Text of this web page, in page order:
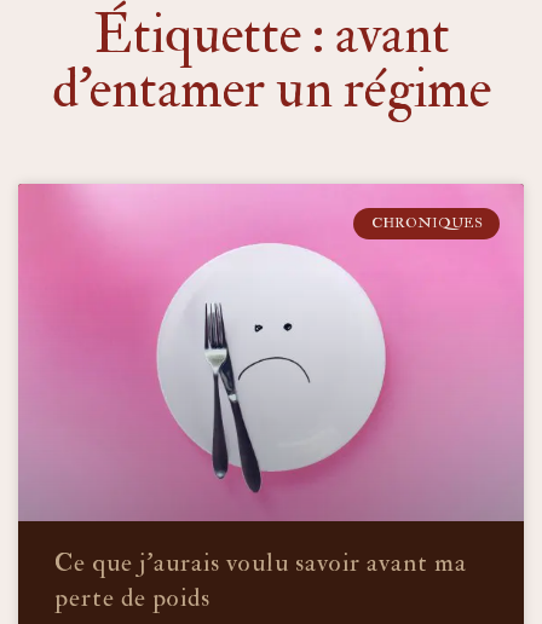
Étiquette : avant
d’entamer un régime
CHRONIQUES
Ce que j’aurais voulu savoir avant ma
perte de poids